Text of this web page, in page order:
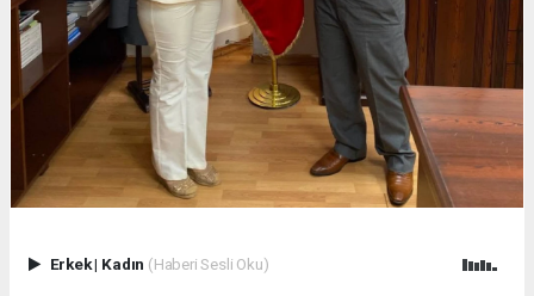
Erkek| Kadın (Haberi Sesli Oku)